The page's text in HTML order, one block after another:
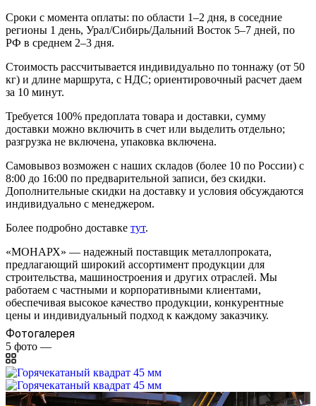
Сроки с момента оплаты: по области 1–2 дня, в соседние
регионы 1 день, Урал/Сибирь/Дальний Восток 5–7 дней, по
РФ в среднем 2–3 дня.
Стоимость рассчитывается индивидуально по тоннажу (от 50
кг) и длине маршрута, с НДС; ориентировочный расчет даем
за 10 минут.
Требуется 100% предоплата товара и доставки, сумму
доставки можно включить в счет или выделить отдельно;
разгрузка не включена, упаковка включена.
Самовывоз возможен с наших складов (более 10 по России) с
8:00 до 16:00 по предварительной записи, без скидки.
Дополнительные скидки на доставку и условия обсуждаются
индивидуально с менеджером.
Более подробно доставке тут.
«МОНАРХ» — надежный поставщик металлопроката,
предлагающий широкий ассортимент продукции для
строительства, машиностроения и других отраслей. Мы
работаем с частными и корпоративными клиентами,
обеспечивая высокое качество продукции, конкурентные
цены и индивидуальный подход к каждому заказчику.
Фотогалерея
5 фото —